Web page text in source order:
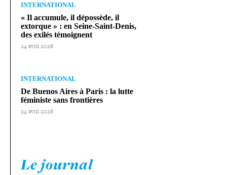
INTERNATIONAL
« Il accumule, il dépossède, il
extorque » : en Seine-​Saint-​Denis,
des exilés témoignent
24 avril 2026
INTERNATIONAL
De Buenos Aires à Paris : la lutte
féministe sans frontières
24 avril 2026
Le journal